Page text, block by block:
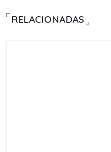
RELACIONADAS